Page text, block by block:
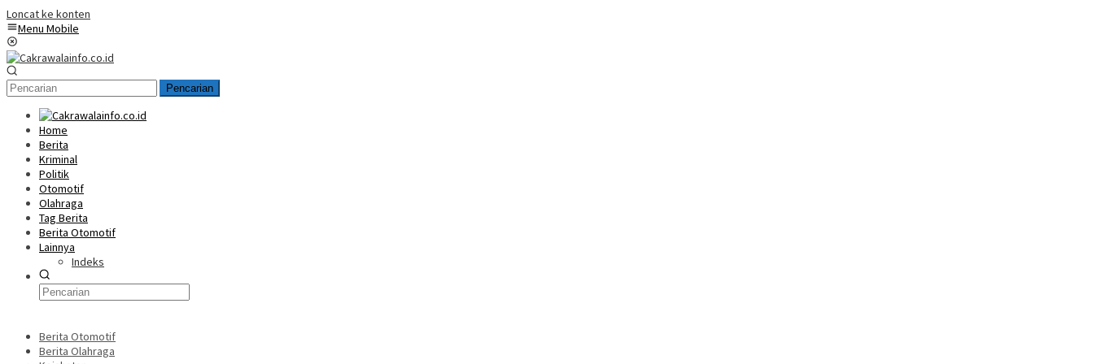
Loncat ke konten
Menu Mobile
Pencarian
Home
Berita
Kriminal
Politik
Otomotif
Olahraga
Tag Berita
Berita Otomotif
Lainnya
Indeks
Berita Otomotif
Berita Olahraga